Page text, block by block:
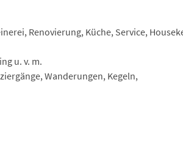
Renovierung, Küche, Service,
u. v. m.
Wanderungen, Kegeln,